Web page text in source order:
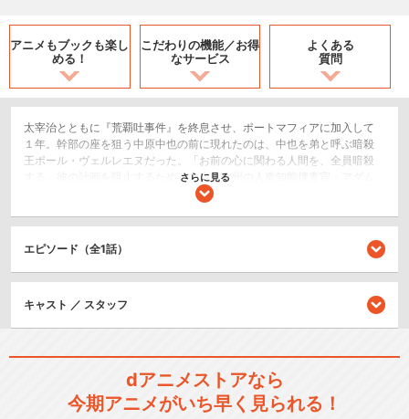
アニメもブックも楽し
める！
こだわりの機能／お得
なサービス
よくある
質問
太宰治とともに『荒覇吐事件』を終息させ、ポートマフィアに加入して
１年。幹部の座を狙う中原中也の前に現れたのは、中也を弟と呼ぶ暗殺
王ポール・ヴェルレエヌだった。「お前の心に関わる人間を、全員暗殺
する」彼の計画を阻止するため、中也は欧州の人造知能捜査官・アダム
と手を組む。それは横浜を再び飲み込む嵐の予兆。中原中也とは一
―。
2.5次元舞台
シリーズ／関連のアニメ作品
さらに見る
エピソード（全1話）
キャスト ／ スタッフ
dアニメストアなら
今期アニメがいち早く見られる！